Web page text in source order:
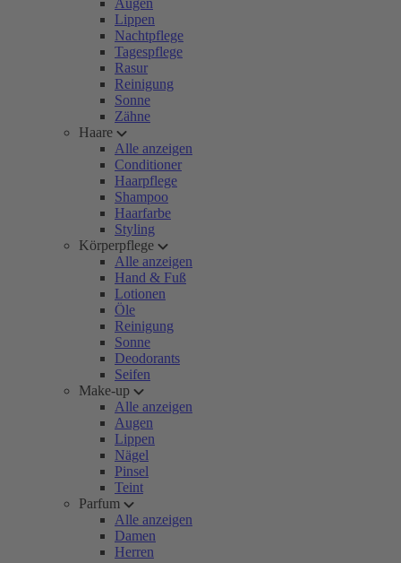
Augen
Lippen
Nachtpflege
Tagespflege
Rasur
Reinigung
Sonne
Zähne
Haare
Alle anzeigen
Conditioner
Haarpflege
Shampoo
Haarfarbe
Styling
Körperpflege
Alle anzeigen
Hand & Fuß
Lotionen
Öle
Reinigung
Sonne
Deodorants
Seifen
Make-up
Alle anzeigen
Augen
Lippen
Nägel
Pinsel
Teint
Parfum
Alle anzeigen
Damen
Herren